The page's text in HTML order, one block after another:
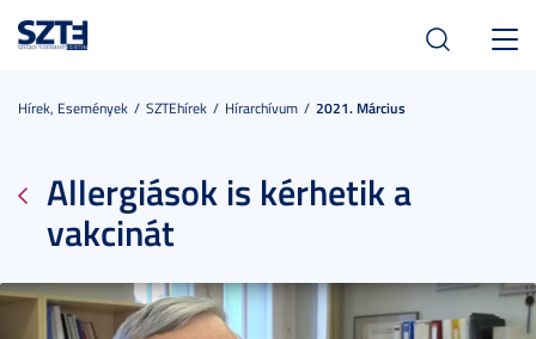
Hírek, Események SZTEhírek Hírarchívum 2021. Március
Allergiások is kérhetik a
vakcinát